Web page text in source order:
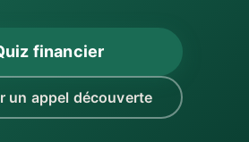
financier
un appel découverte